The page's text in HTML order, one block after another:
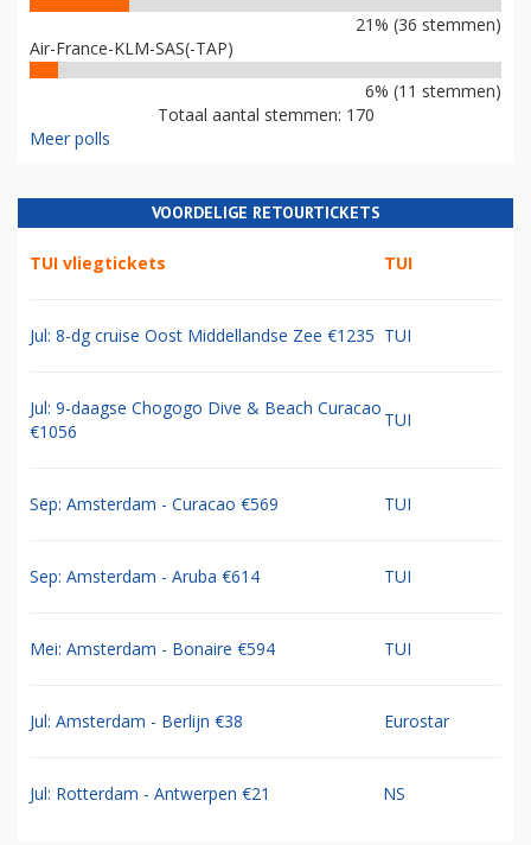
21% (36 stemmen)
Air-France-KLM-SAS(-TAP)
6% (11 stemmen)
Totaal aantal stemmen: 170
Meer polls
VOORDELIGE RETOURTICKETS
TUI vliegtickets TUI
Jul: 8-dg cruise Oost Middellandse Zee €1235 TUI
Jul: 9-daagse Chogogo Dive & Beach Curacao
€1056
TUI
Sep: Amsterdam - Curacao €569 TUI
Sep: Amsterdam - Aruba €614 TUI
Mei: Amsterdam - Bonaire €594 TUI
Jul: Amsterdam - Berlijn €38 Eurostar
Jul: Rotterdam - Antwerpen €21 NS